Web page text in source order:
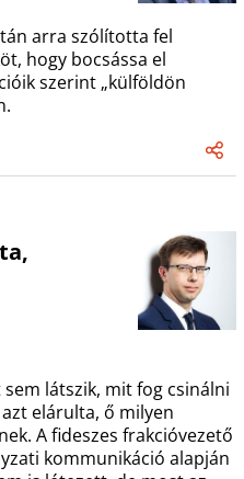
arra szólította fel
hogy bocsássa el
szerint „külföldön
látszik, mit fog csinálni
elárulta, ő milyen
A fideszes frakcióvezető
kommunikáció alapján